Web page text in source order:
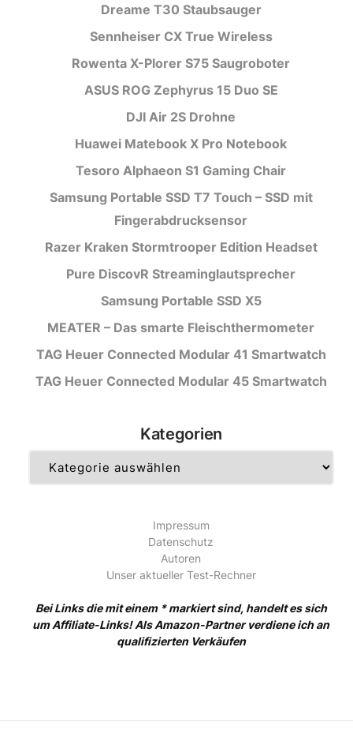
Dreame T30 Staubsauger
Sennheiser CX True Wireless
Rowenta X-Plorer S75 Saugroboter
ASUS ROG Zephyrus 15 Duo SE
DJI Air 2S Drohne
Huawei Matebook X Pro Notebook
Tesoro Alphaeon S1 Gaming Chair
Samsung Portable SSD T7 Touch – SSD mit
Fingerabdrucksensor
Razer Kraken Stormtrooper Edition Headset
Pure DiscovR Streaminglautsprecher
Samsung Portable SSD X5
MEATER – Das smarte Fleischthermometer
TAG Heuer Connected Modular 41 Smartwatch
TAG Heuer Connected Modular 45 Smartwatch
Kategorien
Impressum
Datenschutz
Autoren
Unser aktueller Test-Rechner
Bei Links die mit einem * markiert sind, handelt es sich
um Affiliate-Links! Als Amazon-Partner verdiene ich an
qualifizierten Verkäufen